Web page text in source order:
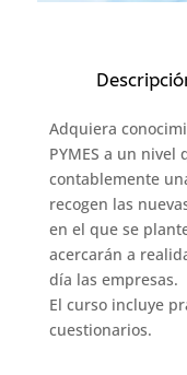
Adquiera
PYMES a un
contablemente
recogen las
en el que se
acercarán a
día las empresas.
El curso incluye
cuestionarios.